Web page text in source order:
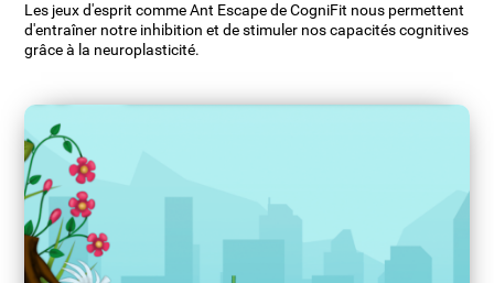
Les jeux d'esprit comme Ant Escape de CogniFit nous permettent
d'entraîner notre inhibition et de stimuler nos capacités cognitives
grâce à la neuroplasticité.